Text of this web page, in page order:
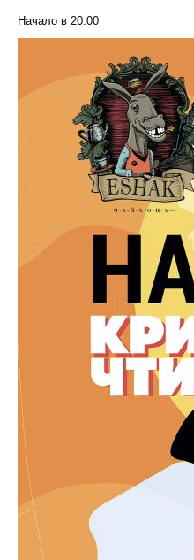
Начало в 20:00